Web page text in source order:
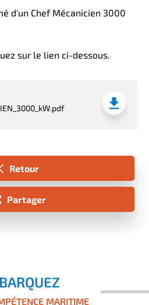
d'un Chef Mécanicien 3000
sur le lien ci-dessous.
Retour
Partager
MARITIME